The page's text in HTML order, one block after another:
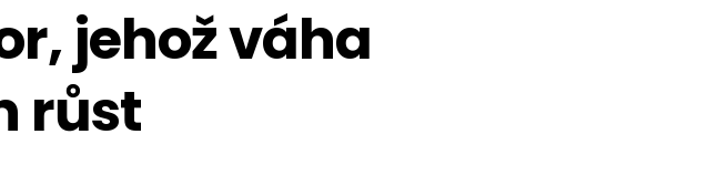
jehož váha
růst